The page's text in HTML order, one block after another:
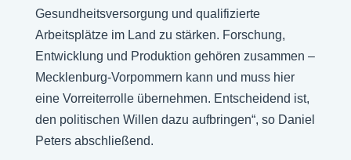
Gesundheitsversorgung und qualifizierte
Arbeitsplätze im Land zu stärken. Forschung,
Entwicklung und Produktion gehören zusammen –
Mecklenburg-Vorpommern kann und muss hier
eine Vorreiterrolle übernehmen. Entscheidend ist,
den politischen Willen dazu aufbringen“, so Daniel
Peters abschließend.